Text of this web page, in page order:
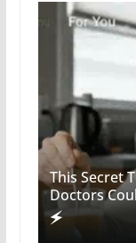
This Secret
Doctors